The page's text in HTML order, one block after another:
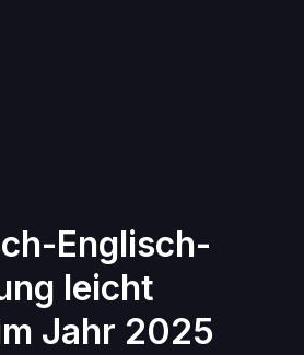
Englisch-
leicht
Jahr 2025